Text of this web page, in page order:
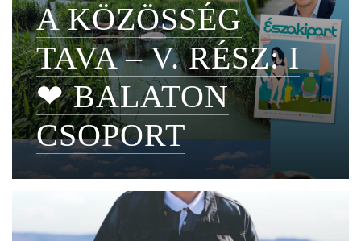
A KÖZÖSSÉG
TAVA – V. RÉSZ: I
❤ BALATON
CSOPORT